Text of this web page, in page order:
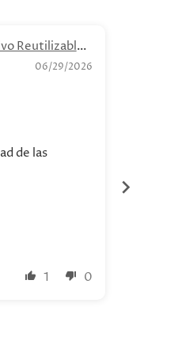
Reutilizable -
06/29/2026
de las
1 0